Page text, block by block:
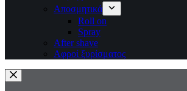
Αποσμητικά
Roll on
Spray
After shave
Αφροί ξυρίσματος